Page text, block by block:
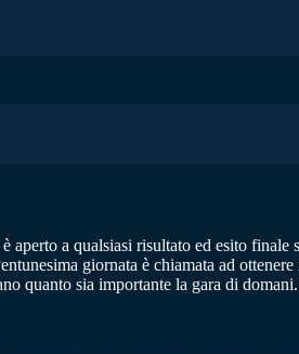
a qualsiasi risultato ed esito finale
giornata è chiamata ad
quanto sia importante la gara di domani.